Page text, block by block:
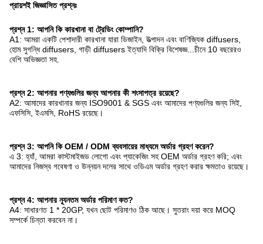
প্রায়শই জিজ্ঞাসিত প্রশ্নঃ
প্রশ্ন 1: আপনি কি কারখানা বা ট্রেডিং কোম্পানি?
A1: আমরা একটি পেশাদারী কারখানা যারা ডিজাইন, উত্পাদন এবং বাণিজ্যিক diffusers,
হোম সুগন্ধি diffusers, গাড়ী diffusers ইত্যাদি বিক্রি বিশেষজ্ঞ...চীনে 10 বছরেরও
বেশি অভিজ্ঞতা সহ.
প্রশ্ন 2: আপনার পণ্যগুলির জন্য আপনার কী শংসাপত্র রয়েছে?
A2: আমাদের কারখানার জন্য ISO9001 & SGS এবং আমাদের পণ্যগুলির জন্য সিই,
এফসিসি, ইএমসি, RoHS রয়েছে।
প্রশ্ন 3: আপনি কি OEM / ODM ব্যবসায়ের মাধ্যমে অর্ডার গ্রহণ করেন?
এ 3: হ্যাঁ, আমরা কাস্টমাইজড লোগো এবং প্যাকেজিং সহ OEM অর্ডার গ্রহণ করি; এবং
আমাদের নিজস্ব গবেষণা ও উন্নয়ন দলের সাথে ওডিএম অর্ডার গ্রহণ করার ক্ষমতাও রয়েছে।
প্রশ্ন 4: আপনার ন্যূনতম অর্ডার পরিমাণ কত?
A4: সাধারণত 1 * 20GP, যখন ছোট পরিমাণও ঠিক আছে। সুতরাং দয়া করে MOQ
সম্পর্কে চিন্তা করবেন না।